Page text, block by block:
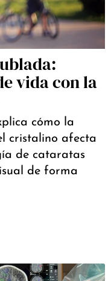
vida con la
cómo la
cristalino afecta
de cataratas
de forma